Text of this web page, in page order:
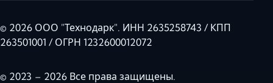
© 2026 ООО "Технодарк". ИНН 2635258743 / КПП
263501001 / ОГРН 1232600012072
© 2023 – 2026 Все права защищены.